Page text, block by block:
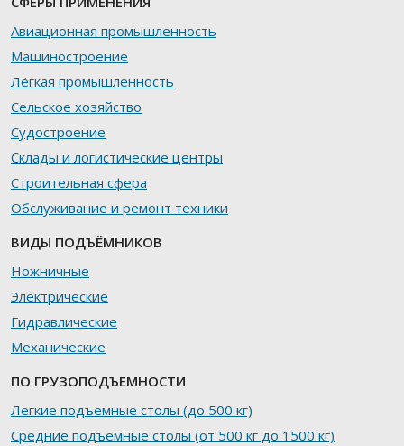
Авиационная промышленность
Машиностроение
Лёгкая промышленность
Сельское хозяйство
Судостроение
Склады и логистические центры
Строительная сфера
Обслуживание и ремонт техники
ВИДЫ ПОДЪЁМНИКОВ
Ножничные
Электрические
Гидравлические
Механические
ПО ГРУЗОПОДЪЕМНОСТИ
Легкие подъемные столы (до 500 кг)
Средние подъемные столы (от 500 кг до 1500 кг)